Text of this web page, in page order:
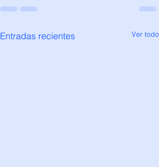
Entradas recientes Ver todo